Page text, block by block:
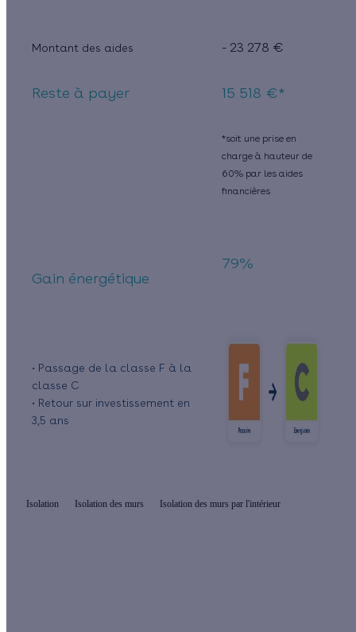
Montant des aides - 23 278 €
Reste à payer 15 518 €*
*soit une prise en
charge à hauteur de
60% par les aides
financières
Gain énergétique
79%
• Passage de la classe F à la
classe C
• Retour sur investissement en
3,5 ans
Isolation Isolation des murs Isolation des murs par l'intérieur